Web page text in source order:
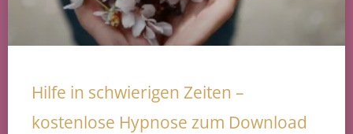
Hilfe in schwierigen Zeiten –
kostenlose Hypnose zum Download